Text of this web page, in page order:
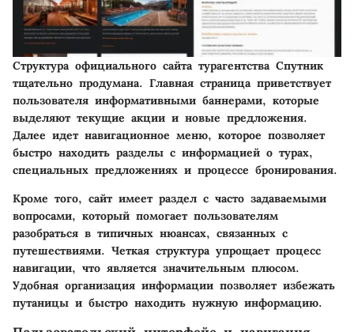
Структура официального сайта турагентства Спутник
тщательно продумана. Главная страница приветствует
пользователя информативными баннерами, которые
выделяют текущие акции и новые предложения.
Далее идет навигационное меню, которое позволяет
быстро находить разделы с информацией о турах,
специальных предложениях и процессе бронирования.
Кроме того, сайт имеет раздел с часто задаваемыми
вопросами, который помогает пользователям
разобраться в типичных нюансах, связанных с
путешествиями. Четкая структура упрощает процесс
навигации, что является значительным плюсом.
Удобная организация информации позволяет избежать
путаницы и быстро находить нужную информацию.